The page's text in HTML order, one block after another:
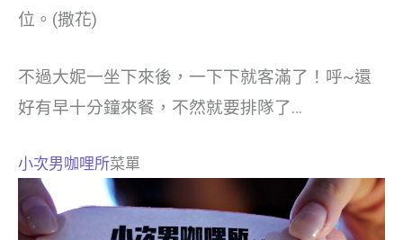
位。(撒花)
不過大妮一坐下來後，一下下就客滿了！呼~還
好有早十分鐘來餐，不然就要排隊了…
小次男咖哩所菜單